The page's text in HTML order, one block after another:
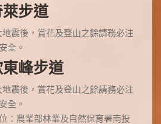
步道
震後，賞花及登山之餘請務必注
全。
峰步道
震後，賞花及登山之餘請務必注
全。
：農業部林業及自然保育署南投